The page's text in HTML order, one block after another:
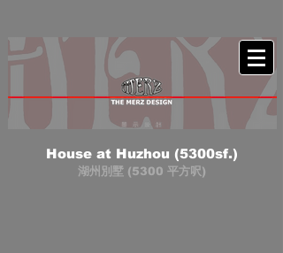
House at Huzhou (5300sf.)
湖州別墅 (5300 平方呎)